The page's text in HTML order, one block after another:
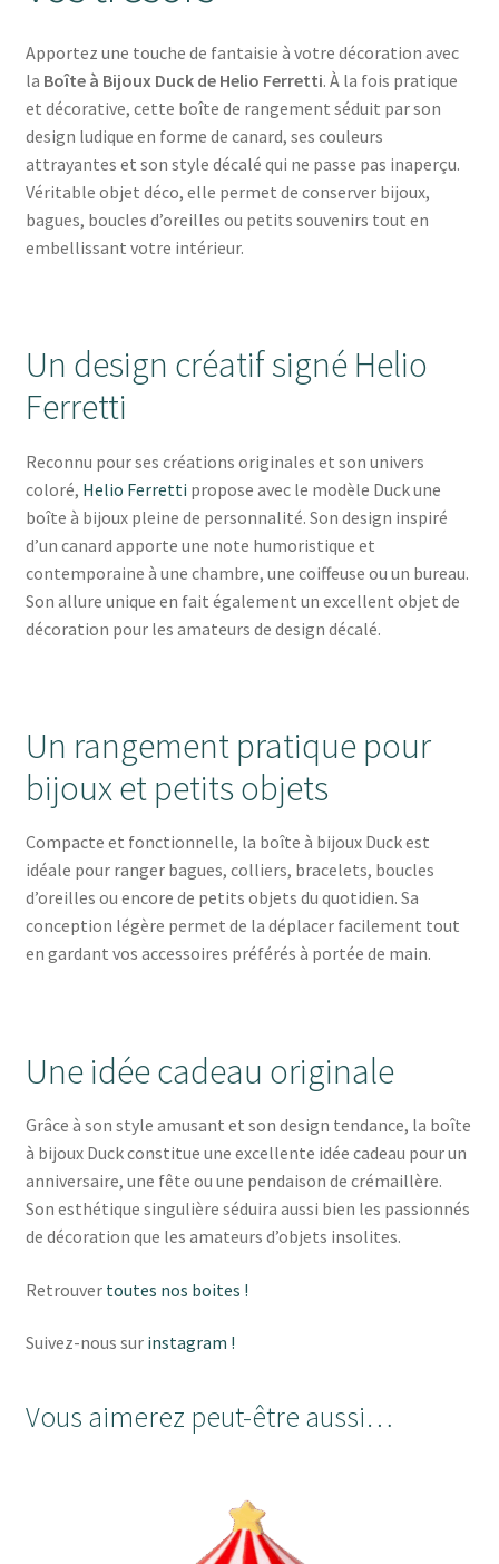
Apportez une touche de fantaisie à votre décoration avec
la Boîte à Bijoux Duck de Helio Ferretti. À la fois pratique
et décorative, cette boîte de rangement séduit par son
design ludique en forme de canard, ses couleurs
attrayantes et son style décalé qui ne passe pas inaperçu.
Véritable objet déco, elle permet de conserver bijoux,
bagues, boucles d’oreilles ou petits souvenirs tout en
embellissant votre intérieur.
Un design créatif signé Helio
Ferretti
Reconnu pour ses créations originales et son univers
coloré, Helio Ferretti propose avec le modèle Duck une
boîte à bijoux pleine de personnalité. Son design inspiré
d’un canard apporte une note humoristique et
contemporaine à une chambre, une coiffeuse ou un bureau.
Son allure unique en fait également un excellent objet de
décoration pour les amateurs de design décalé.
Un rangement pratique pour
bijoux et petits objets
Compacte et fonctionnelle, la boîte à bijoux Duck est
idéale pour ranger bagues, colliers, bracelets, boucles
d’oreilles ou encore de petits objets du quotidien. Sa
conception légère permet de la déplacer facilement tout
en gardant vos accessoires préférés à portée de main.
Une idée cadeau originale
Grâce à son style amusant et son design tendance, la boîte
à bijoux Duck constitue une excellente idée cadeau pour un
anniversaire, une fête ou une pendaison de crémaillère.
Son esthétique singulière séduira aussi bien les passionnés
de décoration que les amateurs d’objets insolites.
Retrouvertoutes nos boites !
Suivez-nous surinstagram !
Vous aimerez peut-être aussi…